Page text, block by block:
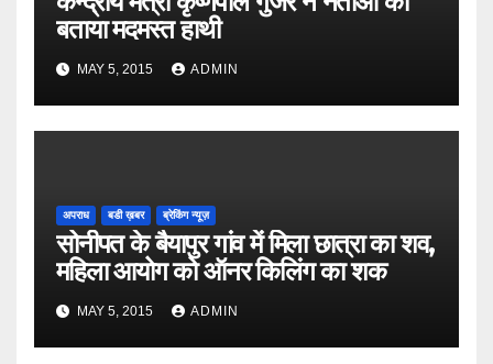
बताया मदमस्त हाथी
MAY 5, 2015 ADMIN
अपराध बडी ख़बर ब्रेकिंग न्यूज़
सोनीपत के बैयापुर गांव में मिला छात्रा का शव,
महिला आयोग को ऑनर किलिंग का शक
MAY 5, 2015 ADMIN